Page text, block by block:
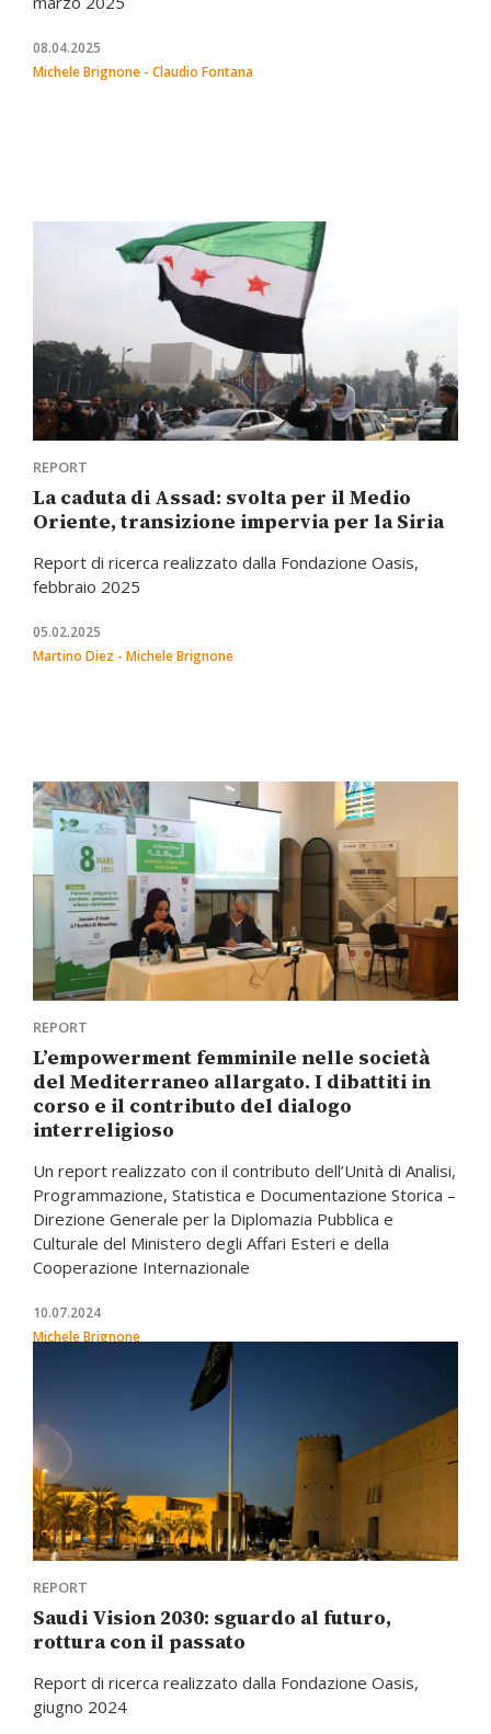
08.04.2025
Michele Brignone - Claudio Fontana
REPORT
La caduta di Assad: svolta per il Medio
Oriente, transizione impervia per la Siria
Report di ricerca realizzato dalla Fondazione Oasis,
febbraio 2025
05.02.2025
Martino Diez - Michele Brignone
REPORT
L’empowerment femminile nelle società
del Mediterraneo allargato. I dibattiti in
corso e il contributo del dialogo
interreligioso
Un report realizzato con il contributo dell’Unità di Analisi,
Programmazione, Statistica e Documentazione Storica –
Direzione Generale per la Diplomazia Pubblica e
Culturale del Ministero degli Affari Esteri e della
Cooperazione Internazionale
10.07.2024
Michele Brignone
REPORT
Saudi Vision 2030: sguardo al futuro,
rottura con il passato
Report di ricerca realizzato dalla Fondazione Oasis,
giugno 2024